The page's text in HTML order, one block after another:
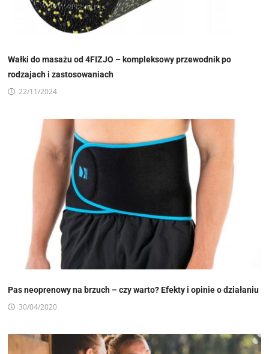
Wałki do masażu od 4FIZJO – kompleksowy przewodnik po
rodzajach i zastosowaniach
22/11/2024
Pas neoprenowy na brzuch – czy warto? Efekty i opinie o działaniu
30/04/2020